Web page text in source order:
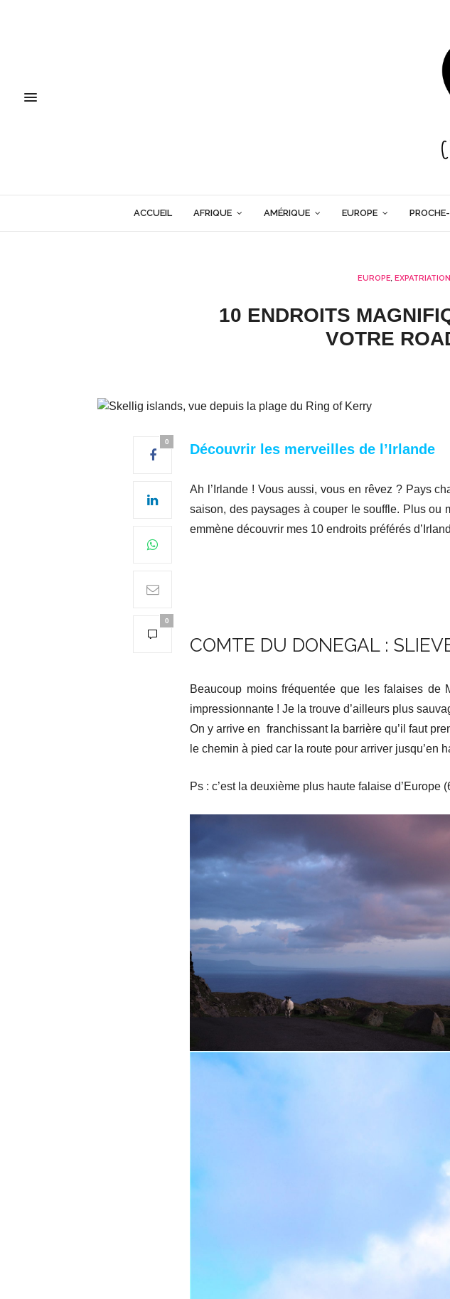
ACCUEIL AFRIQUE AMÉRIQUE EUROPE
EUROPE EXPATRIATION
10 ENDROITS
VOTRE
0
0
Découvrir les merveilles de l’Irlande
Ah l’Irlande ! Vous aussi, vous en rêvez ? Pays
saison, des paysages à couper le souffle. Plus ou
emmène découvrir mes 10 endroits préférés
COMTE DU DONEGAL :
Beaucoup moins fréquentée que les falaises
impressionnante ! Je la trouve d’ailleurs plus
On y arrive en franchissant la barrière qu’il faut
le chemin à pied car la route pour arriver jusqu’en
Ps : c’est la deuxième plus haute falaise d’Europe